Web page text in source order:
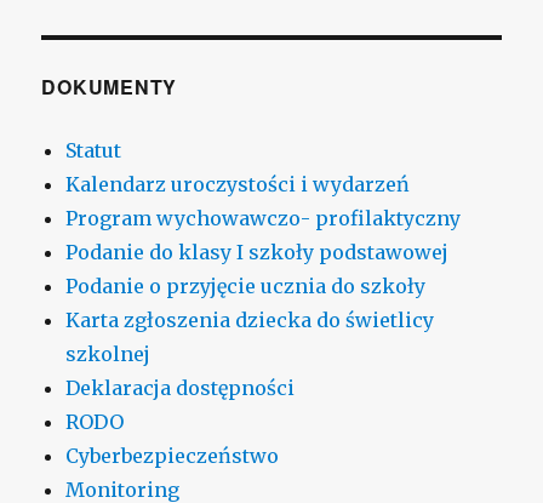
DOKUMENTY
Statut
Kalendarz uroczystości i wydarzeń
Program wychowawczo- profilaktyczny
Podanie do klasy I szkoły podstawowej
Podanie o przyjęcie ucznia do szkoły
Karta zgłoszenia dziecka do świetlicy
szkolnej
Deklaracja dostępności
RODO
Cyberbezpieczeństwo
Monitoring